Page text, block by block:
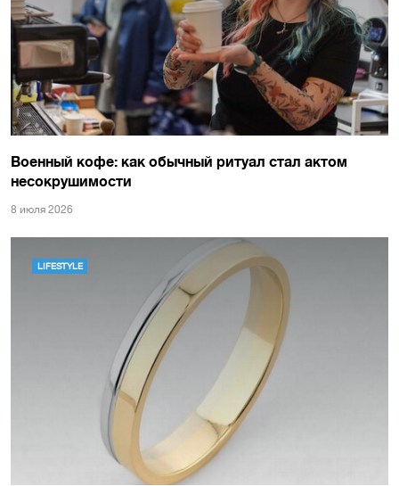
Военный кофе: как обычный ритуал стал актом
несокрушимости
8 июля 2026
LIFESTYLE